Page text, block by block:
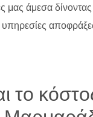
μας άμεσα
το